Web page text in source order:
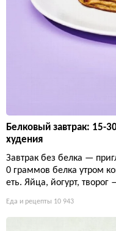
Белковый завтрак: 15-
худения
Завтрак без белка —
0 граммов белка утром
еть. Яйца, йогурт,
Еда и рецепты 10 943